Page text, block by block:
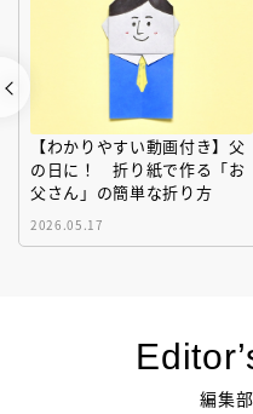
【わかりやすい動画付き】父
の日に！ 折り紙で作る「お
父さん」の簡単な折り方
2026.05.17
編集